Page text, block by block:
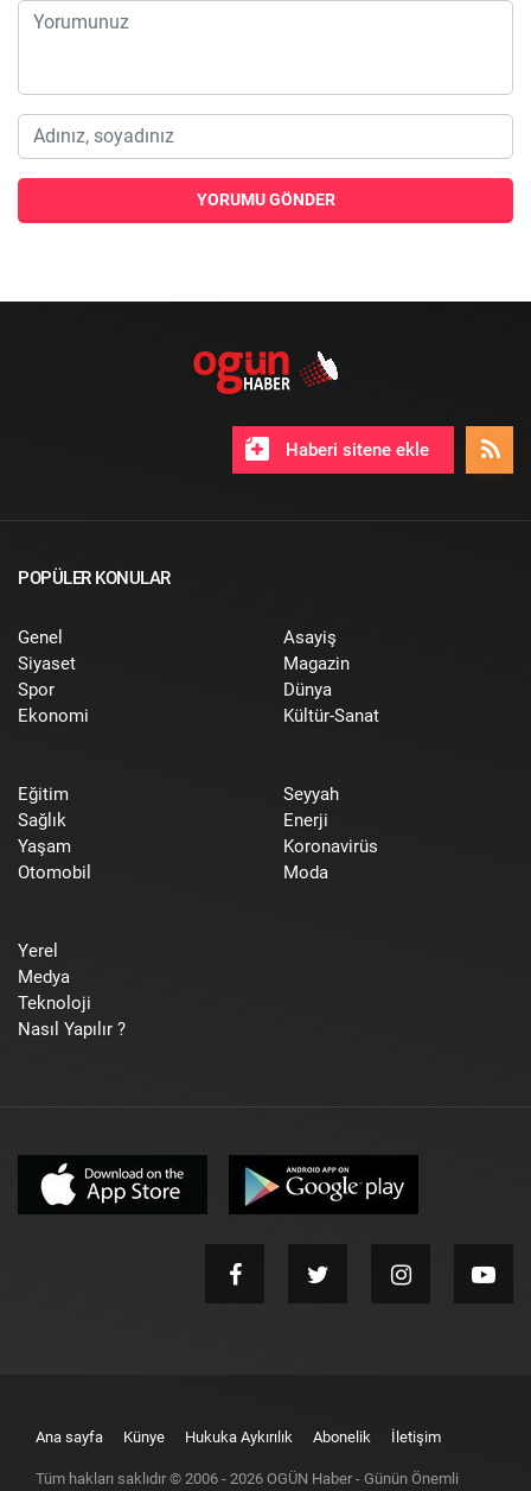
YORUMU GÖNDER
Haberi sitene ekle
POPÜLER KONULAR
Genel
Siyaset
Spor
Ekonomi
Asayiş
Magazin
Dünya
Kültür-Sanat
Eğitim
Sağlık
Yaşam
Otomobil
Seyyah
Enerji
Koronavirüs
Moda
Yerel
Medya
Teknoloji
Nasıl Yapılır ?
Ana sayfa Künye Hukuka Aykırılık Abonelik İletişim
Tüm hakları saklıdır © 2006 - 2026 OGÜN Haber - Günün Önemli